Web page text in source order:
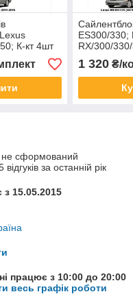
К-кт 4шт
ES300/330;
RX/300/
4 шт
fix
1 320₴/
не сформований
за останній рік
15.05.2015
працює з 10:00 до 20:00
весь графік роботи